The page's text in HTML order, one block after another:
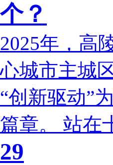
个？
2025年，高
心城市主城
“创新驱动”
篇章。 站在
29